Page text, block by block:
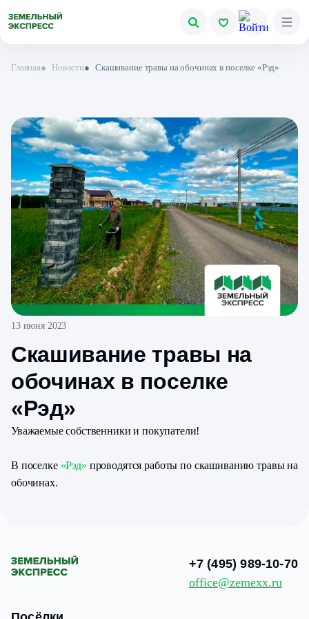
Главная● Новости● Скашивание травы на обочинах в поселке «Рэд»
13 июня 2023
Скашивание травы на
обочинах в поселке
«Рэд»
Уважаемые собственники и покупатели!
В поселке «Рэд» проводятся работы по скашиванию травы на
обочинах.
+7 (495) 989-10-70
office@zemexx.ru